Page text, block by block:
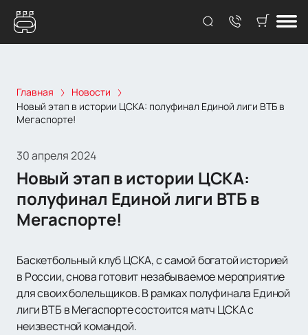
Главная
Новости
Новый этап в истории ЦСКА: полуфинал Единой лиги ВТБ в
Мегаспорте!
30 апреля 2024
Новый этап в истории ЦСКА:
полуфинал Единой лиги ВТБ в
Мегаспорте!
Баскетбольный клуб ЦСКА, с самой богатой историей
в России, снова готовит незабываемое мероприятие
для своих болельщиков. В рамках полуфинала Единой
лиги ВТБ в Мегаспорте состоится матч ЦСКА с
неизвестной командой.